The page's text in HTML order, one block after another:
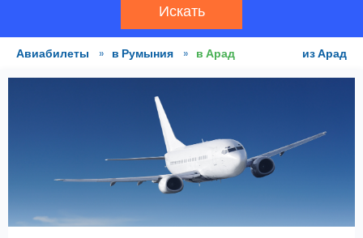
Искать
Авиабилеты » в Румыния » в Арад из Арад